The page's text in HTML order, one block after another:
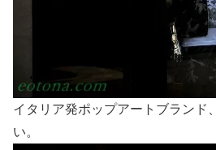
イタリア発ポップアートブランド
い。